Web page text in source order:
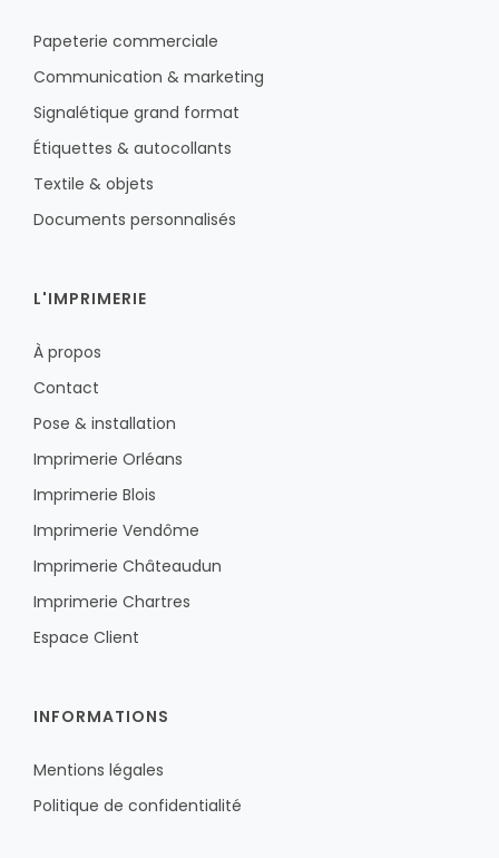
Papeterie commerciale
Communication & marketing
Signalétique grand format
Étiquettes & autocollants
Textile & objets
Documents personnalisés
L'IMPRIMERIE
À propos
Contact
Pose & installation
Imprimerie Orléans
Imprimerie Blois
Imprimerie Vendôme
Imprimerie Châteaudun
Imprimerie Chartres
Espace Client
INFORMATIONS
Mentions légales
Politique de confidentialité